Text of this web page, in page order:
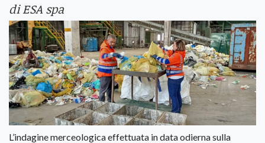
di ESA spa
L’indagine merceologica effettuata in data odierna sulla